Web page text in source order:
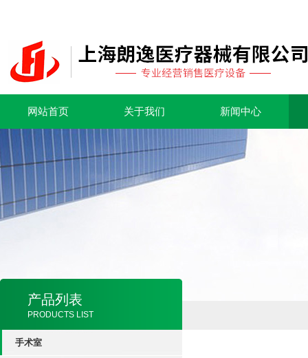
网站首页 关于我们 新闻中心
产品列表
PRODUCTS LIST
手术室